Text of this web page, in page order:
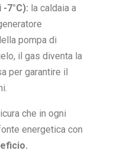
7°C): la caldaia a
pompa di
il gas diventa la
per garantire il
che in ogni
energetica con